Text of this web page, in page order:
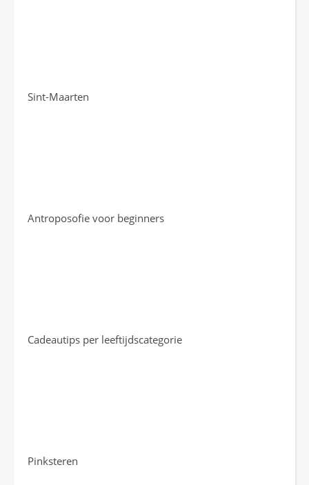
Sint-Maarten
Antroposofie voor beginners
Cadeautips per leeftijdscategorie
Pinksteren